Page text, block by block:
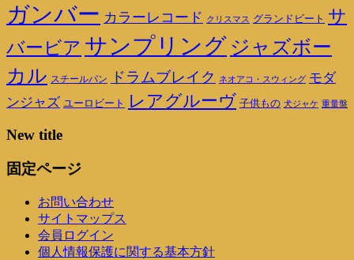
ガンバー カラーレコード クリスマス グランドビート サ
バービア サンプリング ジャズボー
カル スチールパン ドラムブレイク ネオアコ・スウィング モダ
ンジャズ ユーロビート レアグルーヴ 子供もの 犬ジャケ 重量盤
New title
固定ページ
お問い合わせ
サイトマップス
会員ログイン
個人情報保護に関する基本方針